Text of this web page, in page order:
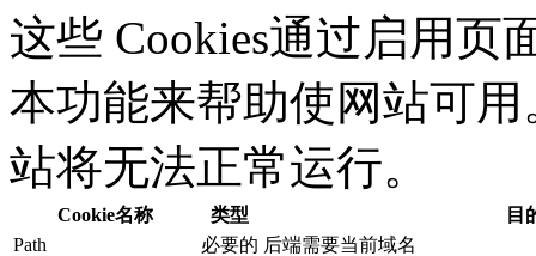
这些 Cookies通过启用页
本功能来帮助使网站可
站将无法正常运行。
Cookie名称 类型
目
Path
必要的 后端需要当前域名